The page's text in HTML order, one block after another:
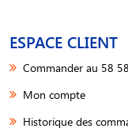
ESPACE CLIENT
Commander au 58
Mon compte
Historique des